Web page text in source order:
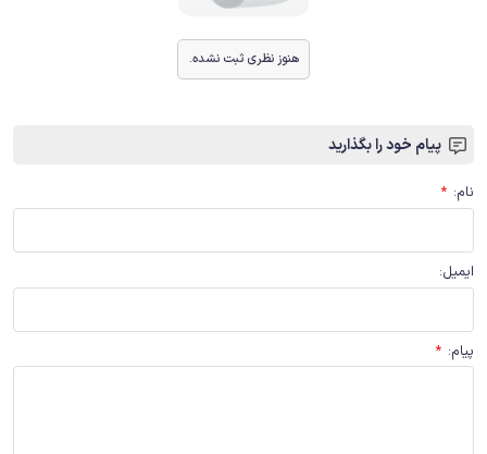
هنوز نظری ثبت نشده.
پیام خود را بگذارید
نام:
*
ایمیل:
پیام:
*